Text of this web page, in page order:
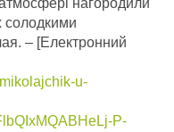
нагородили
солодкими
– [Електронний
u-
P-